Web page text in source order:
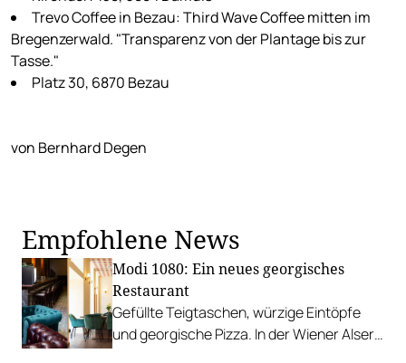
Trevo Coffee in Bezau: Third Wave Coffee mitten im
Bregenzerwald. "Transparenz von der Plantage bis zur
Tasse."
Platz 30, 6870 Bezau
von Bernhard Degen
Empfohlene News
Modi 1080: Ein neues georgisches
Restaurant
Gefüllte Teigtaschen, würzige Eintöpfe
und georgische Pizza. In der Wiener Alser